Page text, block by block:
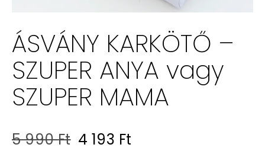
ÁSVÁNY KARKÖTŐ –
SZUPER ANYA vagy
SZUPER MAMA
5 990Ft Original
4 193 Ft